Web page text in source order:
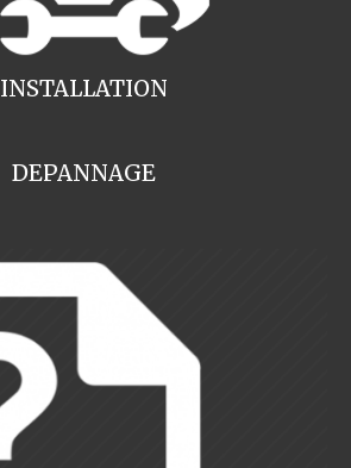
INSTALLATION
DEPANNAGE